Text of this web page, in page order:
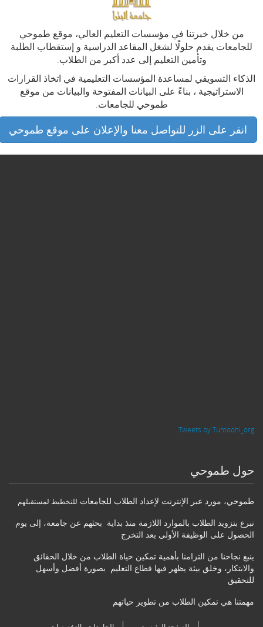
من خلال خبرتنا في مؤسسات التعليم العالي، موقع طموحي
للجامعات يقدم حلولًا لشغل المقاعد الدراسية و إستقطاب الطلبة
وتأمين التعليم إلى عدد أكبر من الطلاب.
الذكاء التسويقي لمساعدة المؤسسات التعليمية في اتخاذ القرارات
الاستراتيجية ، بناءً على البيانات المفتوحة والبيانات من موقع
طموحي للجامعات.
انقر على الزر للتواصل معنا والإعلان على موقع طموحي
Tweets by Tumoohi_org
حول طموحي
طموحي، مورد عبر الإنترنت لإعداد الطلاب للجامعات للتخطيط لمستقبلهم
نبرع بتزويد الطلاب بالموارد اللازمة منذ بداية بحثهم عن جامعة، إلى يوم
الحصول على الوظيفة الأولى بعد التخرج
ينبع نجاحنا من التزامنا بأهمية تمكين حياة الطلاب من خلال الحقائق
والابتكار، وخلق بيئة يظهر فيها قطاع التعليم بصورة أفضل وأسهل
للتحقيق
مهمتنا هي تمكين الطلاب من تطوير حياتهم